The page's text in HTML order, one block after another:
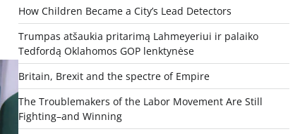
How Children Became a City’s Lead Detectors
Trumpas atšaukia pritarimą Lahmeyeriui ir palaiko
Tedfordą Oklahomos GOP lenktynėse
Britain, Brexit and the spectre of Empire
The Troublemakers of the Labor Movement Are Still
Fighting–and Winning